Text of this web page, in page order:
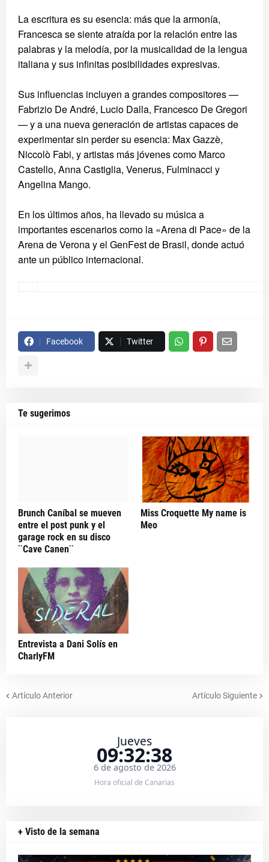
La escritura es su esencia: más que la armonía,
Francesca se siente atraída por la relación entre las
palabras y la melodía, por la musicalidad de la lengua
italiana y sus infinitas posibilidades expresivas.
Sus influencias incluyen a grandes compositores —
Fabrizio De André, Lucio Dalla, Francesco De Gregori
— y a una nueva generación de artistas capaces de
experimentar sin perder su esencia: Max Gazzè,
Niccolò Fabi, y artistas más jóvenes como Marco
Castello, Anna Castiglia, Venerus, Fulminacci y
Angelina Mango.
En los últimos años, ha llevado su música a
importantes escenarios como la «Arena di Pace» de la
Arena de Verona y el GenFest de Brasil, donde actuó
ante un público internacional.
Facebook Twitter
Te sugerimos
Brunch Caníbal se mueven
entre el post punk y el
garage rock en su disco
¨Cave Canen¨
Miss Croquette My name is
Meo
Entrevista a Dani Solís en
CharlyFM
Artículo Anterior Artículo Siguiente
Jueves
09:32:39
6 de agosto de 2026
Hora oficial de Canarias
+ Visto de la semana